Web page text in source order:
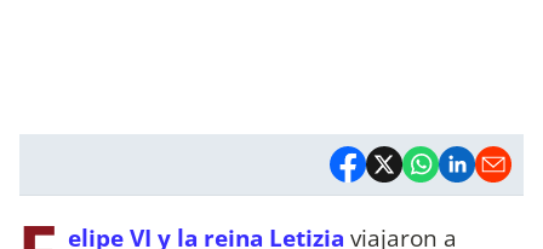
elipe VI y la reina Letizia viajaron a